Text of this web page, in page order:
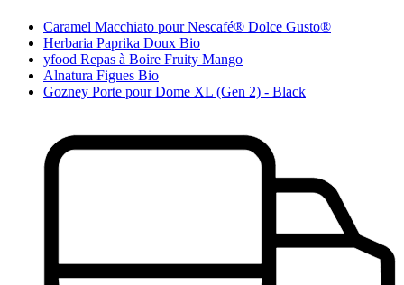
Caramel Macchiato pour Nescafé® Dolce Gusto®
Herbaria Paprika Doux Bio
yfood Repas à Boire Fruity Mango
Alnatura Figues Bio
Gozney Porte pour Dome XL (Gen 2) - Black